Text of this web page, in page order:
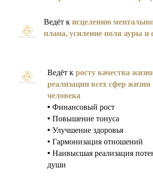
Ведёт кисцелению
плана, усиление поля ауры
Ведёт кросту качества
реализации всех сфер жизни
человека
• Финансовый рост
• Повышение тонуса
• Улучшение здоровья
• Гармонизация отношений
• Наивысшая реализация
души